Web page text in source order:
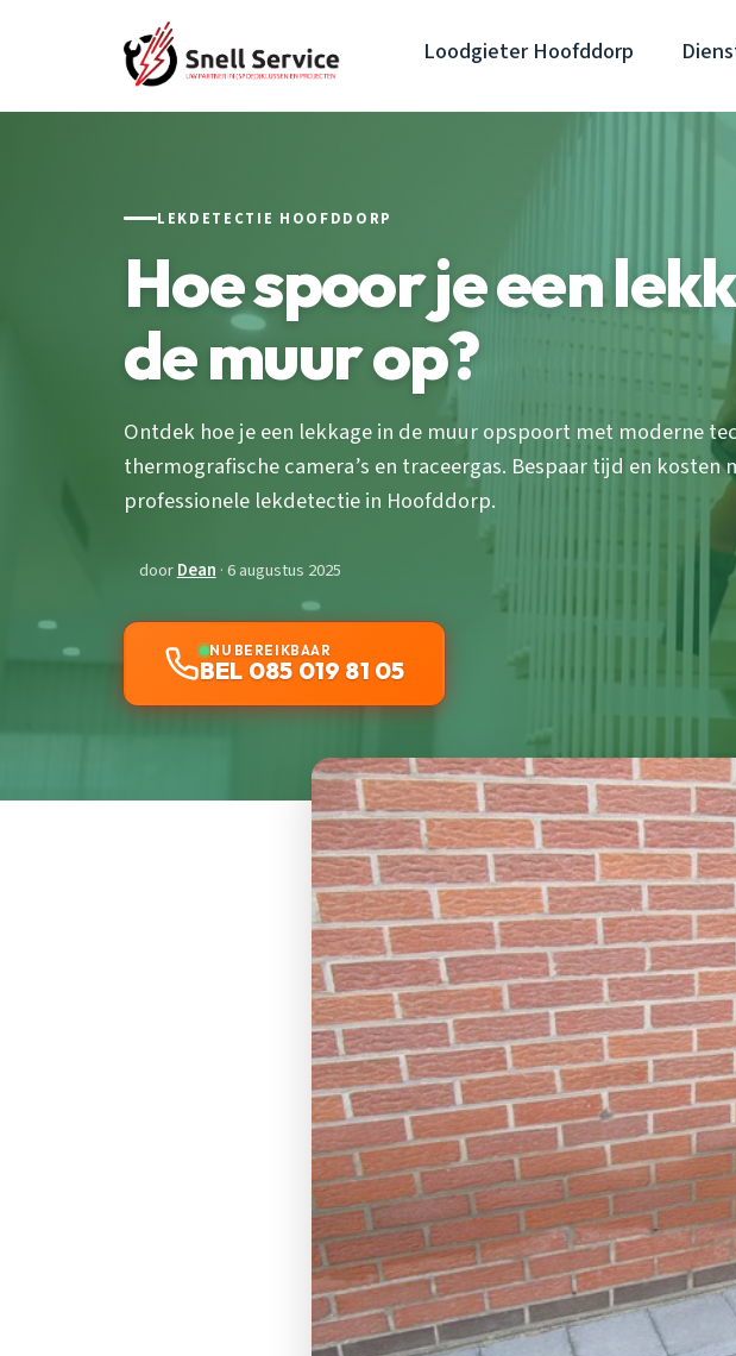
Loodgieter Hoofddorp
LEKDETECTIE HOOFDDORP
Hoe spoor je een
de muur op?
Ontdek hoe je een lekkage in de muur opspoort met moderne
thermografische camera’s en traceergas. Bespaar tijd en kosten
professionele lekdetectie in Hoofddorp.
doorDean · 6 augustus 2025
NU BEREIKBAAR
BEL 085 019 81 05